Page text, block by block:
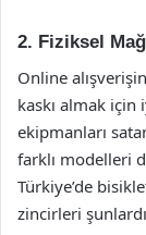
2. Fiziksel
Online
kaskı almak
ekipmanları
farklı modelleri
Türkiye’de
zincirleri